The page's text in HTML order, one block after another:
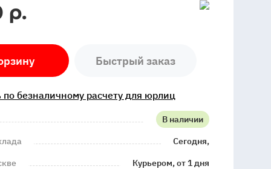
по безналичному расчету для юрлиц
р.
Быстрый заказ
В наличии
Сегодня,
Курьером, от 1 дня